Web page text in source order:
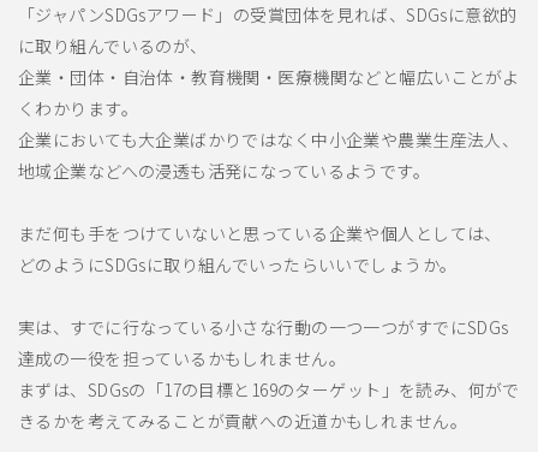
「ジャパンSDGsアワード」の受賞団体を見れば、SDGsに意欲的
に取り組んでいるのが、
企業・団体・自治体・教育機関・医療機関などと幅広いことがよ
くわかります。
企業においても大企業ばかりではなく中小企業や農業生産法人、
地域企業などへの浸透も活発になっているようです。
まだ何も手をつけていないと思っている企業や個人としては、
どのようにSDGsに取り組んでいったらいいでしょうか。
実は、すでに行なっている小さな行動の一つ一つがすでにSDGs
達成の一役を担っているかもしれません。
まずは、SDGsの「17の目標と169のターゲット」を読み、何がで
きるかを考えてみることが貢献への近道かもしれません。